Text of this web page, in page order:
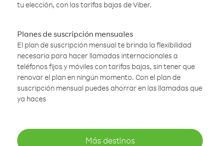
tu elección, con las tarifas bajas de Viber.
Planes de suscripción mensuales
El plan de suscripción mensual te brinda la flexibilidad
necesaria para hacer llamadas internacionales a
teléfonos fijos y móviles con tarifas bajas, sin tener que
renovar el plan en ningún momento. Con el plan de
suscripción mensual puedes ahorrar en las llamadas que
ya haces
Más destinos